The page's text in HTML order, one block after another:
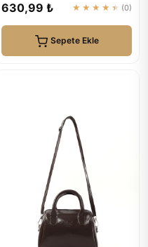
630,99 ₺ ★★★★★ (0)
Sepete Ekle